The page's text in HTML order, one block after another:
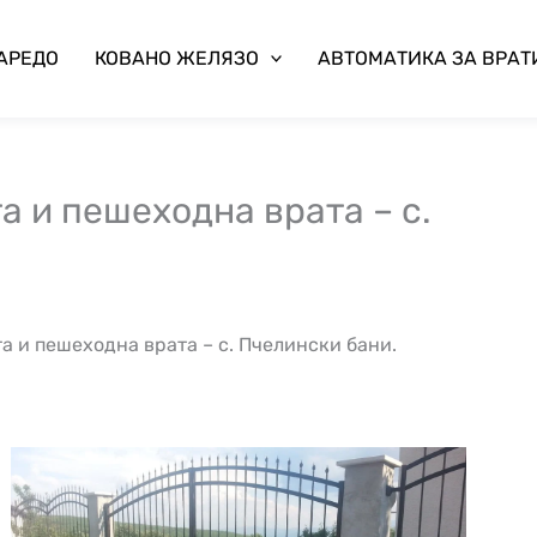
КОВАНО ЖЕЛЯЗО АВТОМАТИКА ЗА
и пешеходна врата – с.
и пешеходна врата – с. Пчелински бани.